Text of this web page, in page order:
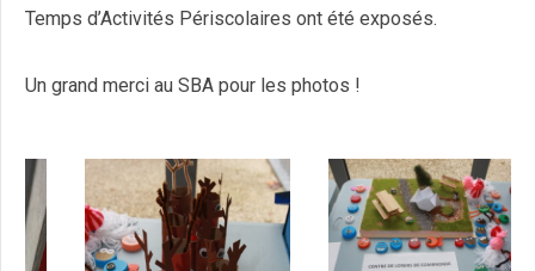
Temps d’Activités Périscolaires ont été exposés.
Un grand merci au SBA pour les photos !